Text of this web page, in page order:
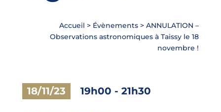
Accueil > Évènements >ANNULATION –
Observations astronomiques à Taissy le 18
novembre !
18/11/23 19h00 - 21h30